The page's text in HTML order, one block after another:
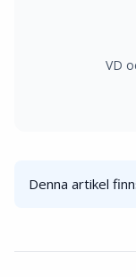
VD
Denna artikel